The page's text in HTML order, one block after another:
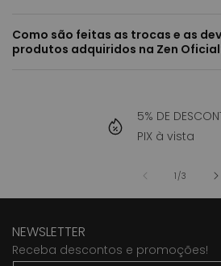
Como são feitas as trocas e as
produtos adquiridos na Zen
5% DE
PIX à vista
1 /de
3
NEWSLETTER
Receba descontos e promoções!